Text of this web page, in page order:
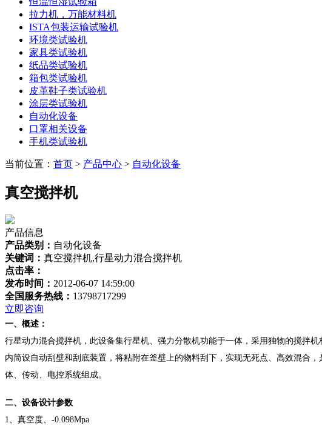
拉力机，万能材料机
ISTA包装运输试验机
环境类试验机
家具类试验机
纸品类试验机
箱包类试验机
皮革鞋子类试验机
涂层类试验机
自动化设备
口罩相关设备
手机类试验机
当前位置： 首页 > 产品中心 > 自动化设备
真空搅拌机
产品信息
产品类别： 自动化设备
关键词： 真空搅拌机,行星动力混合搅拌机
点击率：
发布时间： 2012-06-07 14:59:00
全国服务热线： 13798717299
立即咨询
一、概述：
行星动力混合搅拌机，此设备集行星机、强力分散机功能于一体，采用独物的搅拌机
内筒设自动刮壁和刮底装置，将粘附在釜壁上的物料刮下，实现无死点、高效混合
体、传动、电控系统组成。
二、设备设计参数
1、真空度、-0.098Mpa